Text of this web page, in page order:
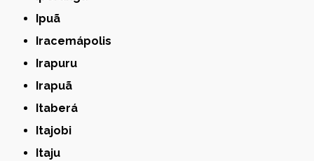
Ipuã
Iracemápolis
Irapuru
Irapuã
Itaberá
Itajobi
Itaju